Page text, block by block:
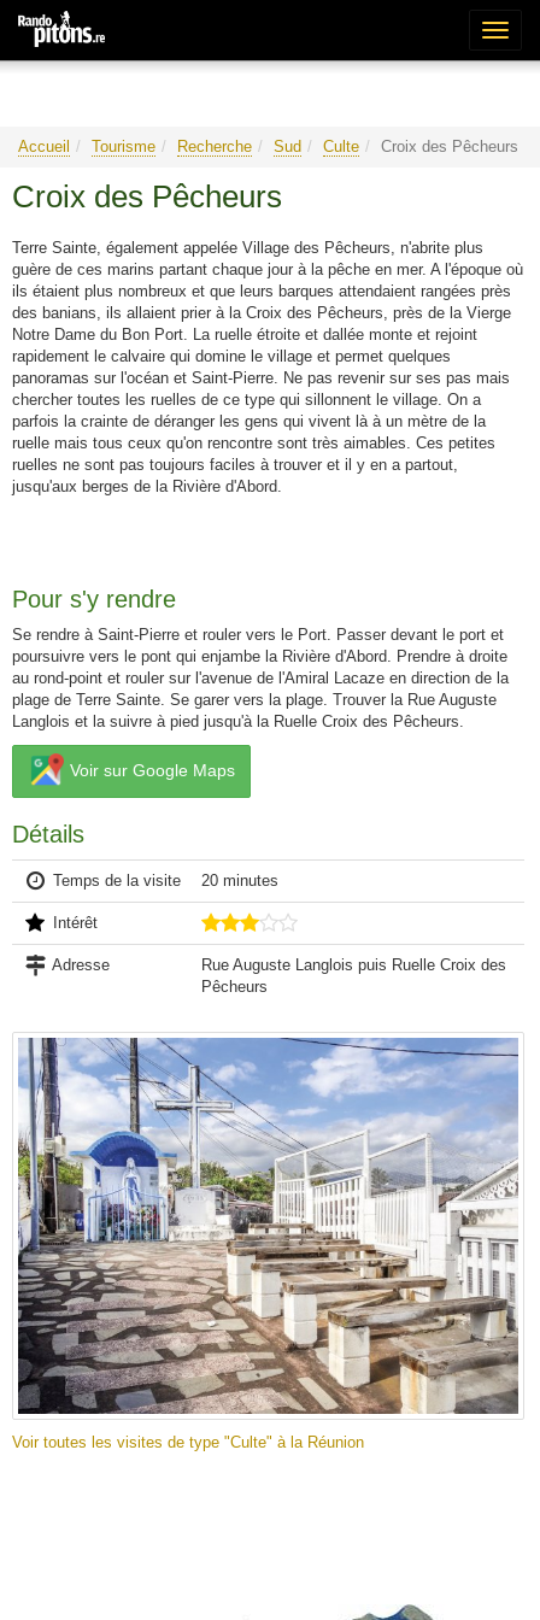
Accueil Tourisme Recherche Sud Culte Croix des Pêcheurs
Croix des Pêcheurs
Terre Sainte, également appelée Village des Pêcheurs, n'abrite plus
guère de ces marins partant chaque jour à la pêche en mer. A l'époque où
ils étaient plus nombreux et que leurs barques attendaient rangées près
des banians, ils allaient prier à la Croix des Pêcheurs, près de la Vierge
Notre Dame du Bon Port. La ruelle étroite et dallée monte et rejoint
rapidement le calvaire qui domine le village et permet quelques
panoramas sur l'océan et Saint-Pierre. Ne pas revenir sur ses pas mais
chercher toutes les ruelles de ce type qui sillonnent le village. On a
parfois la crainte de déranger les gens qui vivent là à un mètre de la
ruelle mais tous ceux qu'on rencontre sont très aimables. Ces petites
ruelles ne sont pas toujours faciles à trouver et il y en a partout,
jusqu'aux berges de la Rivière d'Abord.
Pour s'y rendre
Se rendre à Saint-Pierre et rouler vers le Port. Passer devant le port et
poursuivre vers le pont qui enjambe la Rivière d'Abord. Prendre à droite
au rond-point et rouler sur l'avenue de l'Amiral Lacaze en direction de la
plage de Terre Sainte. Se garer vers la plage. Trouver la Rue Auguste
Langlois et la suivre à pied jusqu'à la Ruelle Croix des Pêcheurs.
Voir sur Google Maps
Détails
Temps de la visite 20 minutes
Intérêt
Adresse
Rue Auguste Langlois puis Ruelle Croix des
Pêcheurs
Voir toutes les visites de type "Culte" à la Réunion